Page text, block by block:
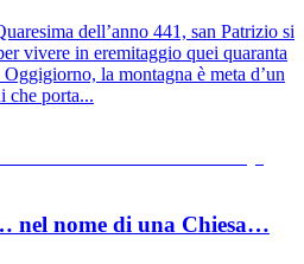
dell’anno 441, san Patrizio si
vivere in eremitaggio quei quaranta
la montagna è meta d’un
che porta...
nel nome di una Chiesa…